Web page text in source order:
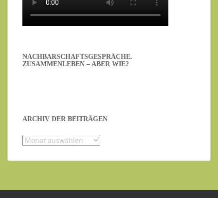
NACHBARSCHAFTSGESPRÄCHE.
ZUSAMMENLEBEN – ABER WIE?
ARCHIV DER BEITRÄGEN
Archiv
Beiträgen